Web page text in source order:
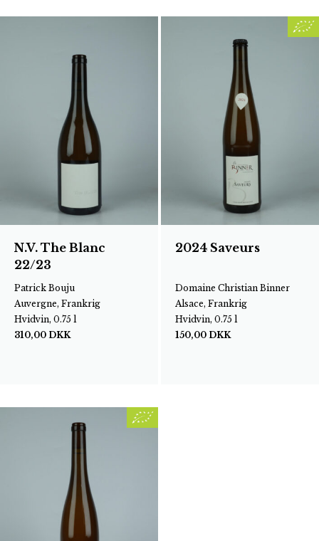
N.V. The Blanc
22/23
Patrick Bouju
Auvergne, Frankrig
Hvidvin, 0.75 l
310,00 DKK
2024 Saveurs
Domaine Christian Binner
Alsace, Frankrig
Hvidvin, 0.75 l
150,00 DKK